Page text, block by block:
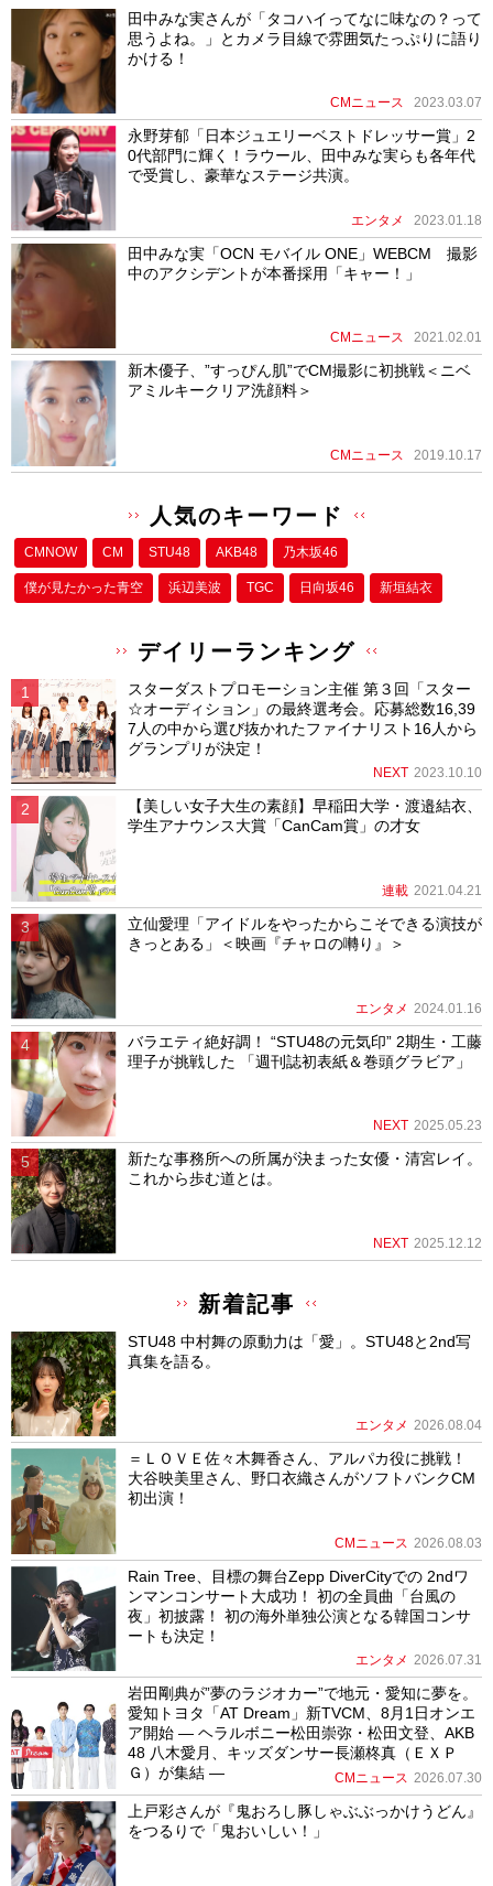
田中みな実さんが「タコハイってなに味なの？って
思うよね。」とカメラ目線で雰囲気たっぷりに語り
かける！
CMニュース 2023.03.07
永野芽郁「日本ジュエリーベストドレッサー賞」2
0代部門に輝く！ラウール、田中みな実らも各年代
で受賞し、豪華なステージ共演。
エンタメ 2023.01.18
田中みな実「OCN モバイル ONE」WEBCM 撮影
中のアクシデントが本番採用「キャー！」
CMニュース 2021.02.01
新木優子、”すっぴん肌”でCM撮影に初挑戦＜ニベ
アミルキークリア洗顔料＞
CMニュース 2019.10.17
人気のキーワード
CMNOW CM STU48 AKB48 乃木坂46
僕が⾒たかった⻘空 浜辺美波 TGC 日向坂46 新垣結衣
デイリーランキング
スターダストプロモーション主催 第３回「スター
☆オーディション」の最終選考会。応募総数16,39
7人の中から選び抜かれたファイナリスト16人から
グランプリが決定！
NEXT 2023.10.10
【美しい女子大生の素顔】早稲田大学・渡邉結衣、
学生アナウンス大賞「CanCam賞」の才女
連載 2021.04.21
立仙愛理「アイドルをやったからこそできる演技が
きっとある」＜映画『チャロの囀り』＞
エンタメ 2024.01.16
バラエティ絶好調！ “STU48の元気印” 2期生・工藤
理子が挑戦した 「週刊誌初表紙＆巻頭グラビア」
NEXT 2025.05.23
新たな事務所への所属が決まった女優・清宮レイ。
これから歩む道とは。
NEXT 2025.12.12
新着記事
STU48 中村舞の原動力は「愛」。STU48と2nd写
真集を語る。
エンタメ 2026.08.04
＝ＬＯＶＥ佐々木舞香さん、アルパカ役に挑戦！
大谷映美里さん、野口衣織さんがソフトバンクCM
初出演！
CMニュース 2026.08.03
Rain Tree、目標の舞台Zepp DiverCityでの 2ndワ
ンマンコンサート大成功！ 初の全員曲「台風の
夜」初披露！ 初の海外単独公演となる韓国コンサ
ートも決定！
エンタメ 2026.07.31
岩田剛典が”夢のラジオカー”で地元・愛知に夢を。
愛知トヨタ「AT Dream」新TVCM、8月1日オンエ
ア開始 ― ヘラルボニー松田崇弥・松田文登、AKB
48 八木愛月、キッズダンサー長瀬柊真（ＥＸＰ
Ｇ）が集結 ―
CMニュース 2026.07.30
上戸彩さんが『鬼おろし豚しゃぶぶっかけうどん』
をつるりで「鬼おいしい！」